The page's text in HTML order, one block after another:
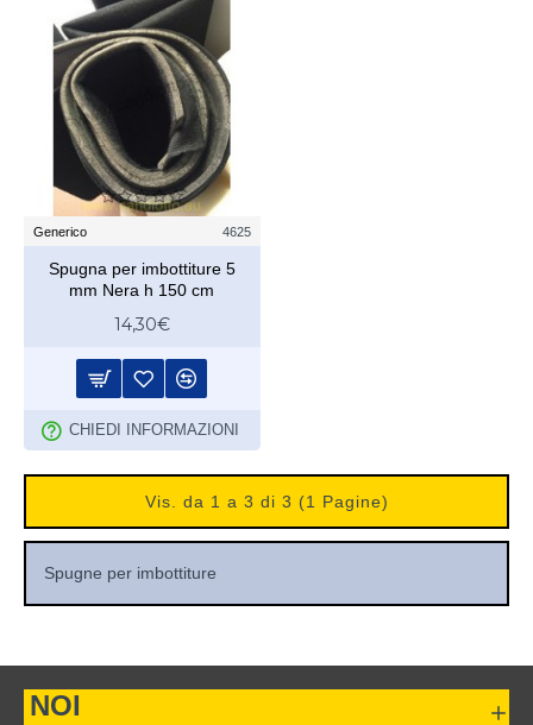
Spugne per imbottiture
Generico 4625
Spugna per imbottiture 5
mm Nera h 150 cm
14,30€
CHIEDI INFORMAZIONI
Vis. da 1 a 3 di 3 (1 Pagine)
NOI